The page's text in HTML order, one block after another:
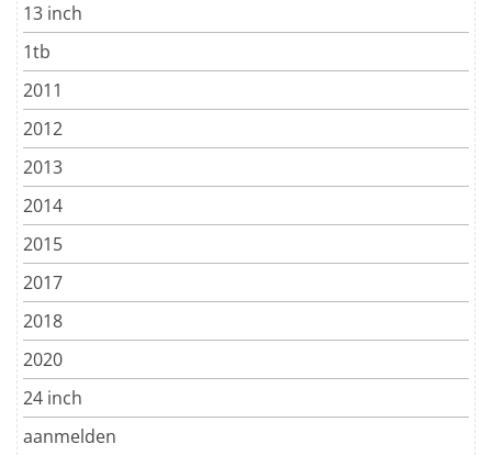
13 inch
1tb
2011
2012
2013
2014
2015
2017
2018
2020
24 inch
aanmelden